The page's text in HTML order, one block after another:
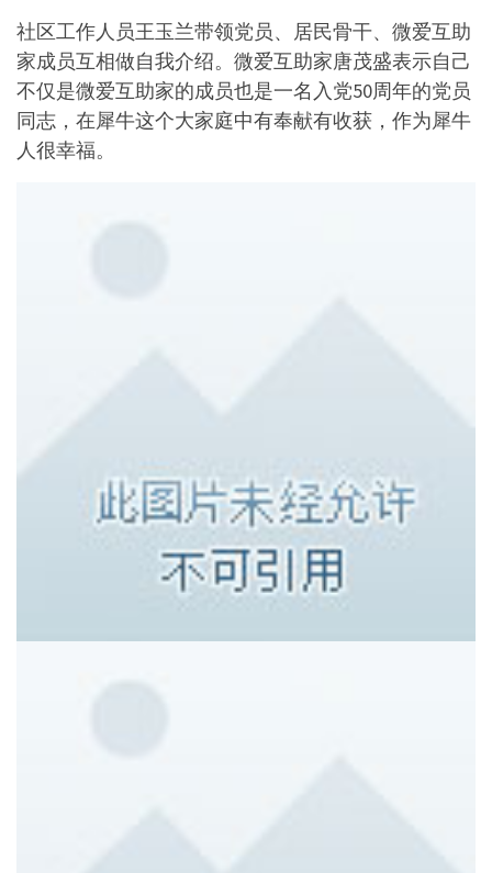
社区工作人员王玉兰带领党员、居民骨干、微爱互助
家成员互相做自我介绍。微爱互助家唐茂盛表示自己
不仅是微爱互助家的成员也是一名入党50周年的党员
同志，在犀牛这个大家庭中有奉献有收获，作为犀牛
人很幸福。